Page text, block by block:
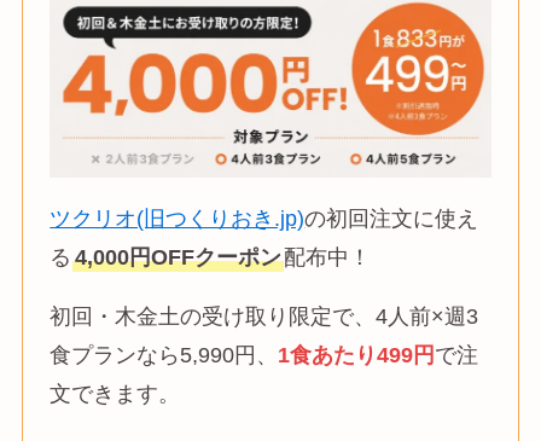
ツクリオ(旧つくりおき.jp)の初回注文に使え
る 4,000円OFFクーポン配布中！
初回・木金土の受け取り限定で、4人前×週3
食プランなら5,990円、 1食あたり499円 で注
文できます。